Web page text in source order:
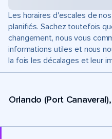
Les horaires d'escales de
planifiés. Sachez toutefois
changement, nous vous
informations utiles et nous
la fois les décalages et leur
Orlando (Port